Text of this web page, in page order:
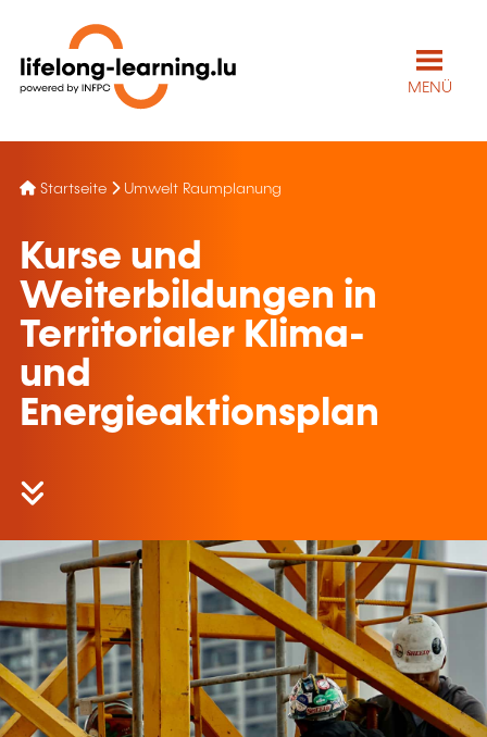
MENÜ
Startseite Umwelt Raumplanung
Kurse und
Weiterbildungen in
Territorialer Klima-
und
Energieaktionsplan